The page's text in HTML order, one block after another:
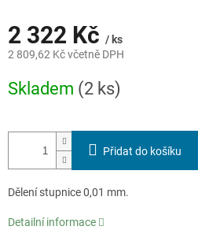
2 322 Kč / ks
2 809,62 Kč včetně DPH
cena:
Skladem (2 ks)
Přidat do košíku
Dělení stupnice 0,01 mm.
Detailní informace